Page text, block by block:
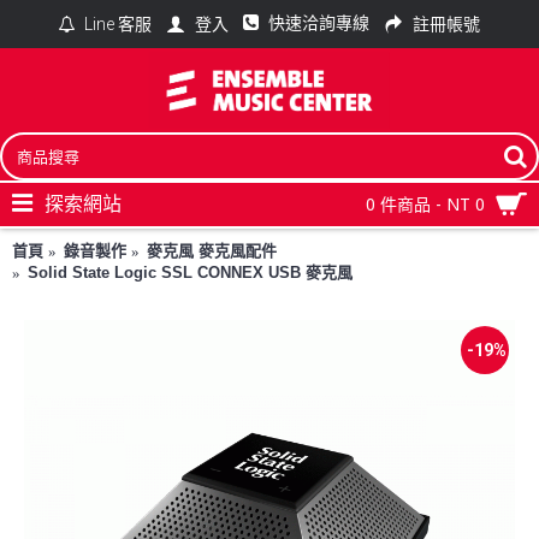
Line 客服 登入 快速洽詢專線 註冊帳號
0 件商品 - NT 0
探索網站
首頁 錄音製作
麥克風 麥克風配件
Solid State Logic SSL CONNEX USB 麥克風
-19%